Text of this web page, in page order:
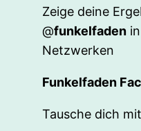
Zeige deine
@funkelfaden
Netzwerken
Funkelfaden
Tausche dich